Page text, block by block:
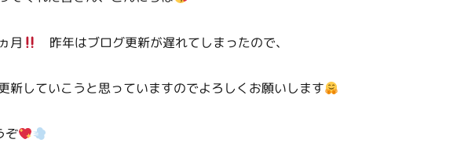
月 昨年はブログ更新が遅れてしまったので、
新していこうと思っていますのでよろしくお願いします
ぞ